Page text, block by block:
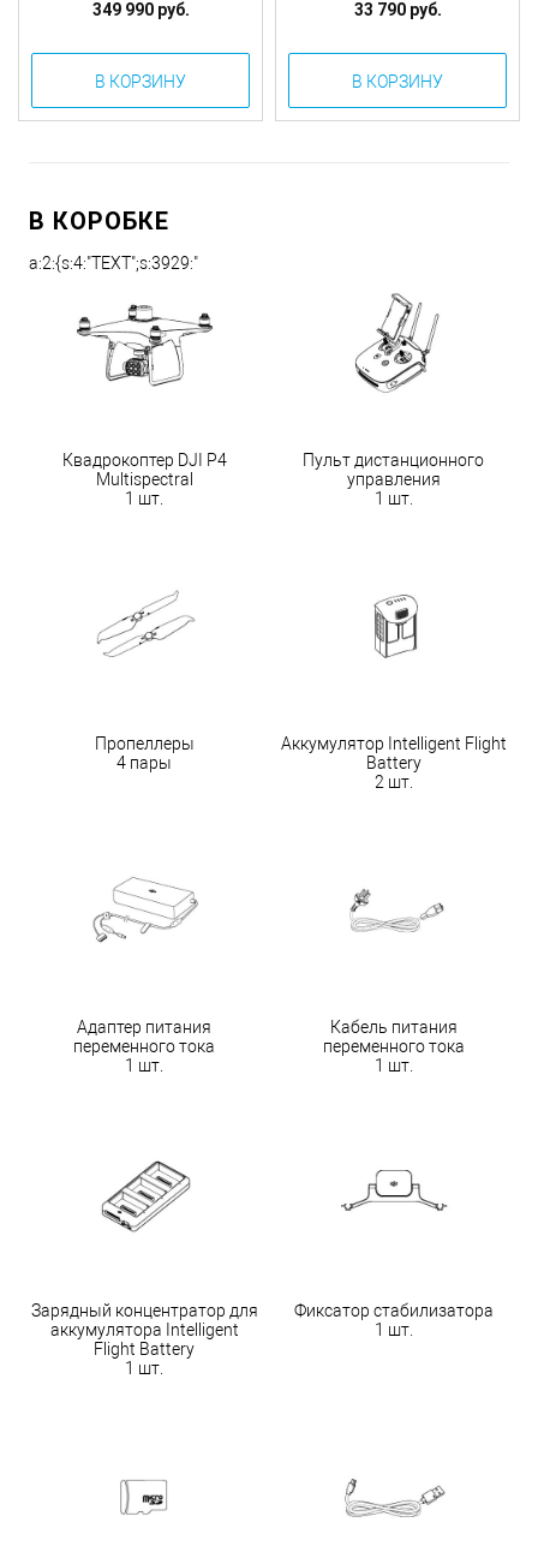
349 990 руб.
В КОРЗИНУ
33 790 руб.
В КОРЗИНУ
В КОРОБКЕ
a:2:{s:4:"TEXT";s:3929:"
Квадрокоптер DJI P4
Multispectral
1 шт.
Пульт дистанционного
управления
1 шт.
Пропеллеры
4 пары
Аккумулятор Intelligent Flight
Battery
2 шт.
Адаптер питания
переменного тока
1 шт.
Кабель питания
переменного тока
1 шт.
Зарядный концентратор для
аккумулятора Intelligent
Flight Battery
1 шт.
Фиксатор стабилизатора
1 шт.